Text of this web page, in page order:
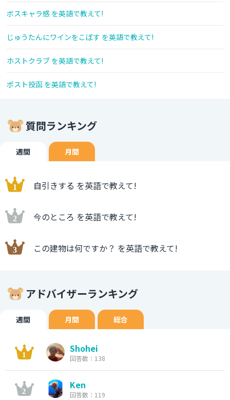
ボスキャラ感 を英語で教えて!
じゅうたんにワインをこぼす を英語で教えて!
ホストクラブ を英語で教えて!
ポスト投函 を英語で教えて!
質問ランキング
週間 月間
自引きする を英語で教えて!
今のところ を英語で教えて!
この建物は何ですか？ を英語で教えて!
アドバイザーランキング
週間 月間 総合
Shohei
回答数：138
Ken
回答数：119